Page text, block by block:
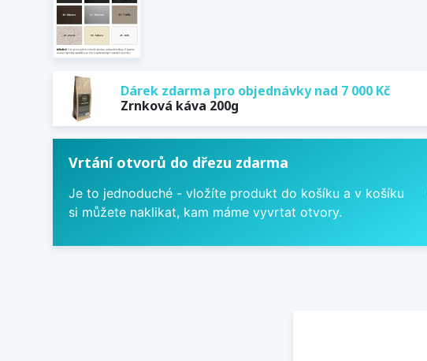
Dárek zdarma pro objednávky nad 7 000 Kč
Zrnková káva 200g
Vrtání otvorů do dřezu zdarma
Je to jednoduché - vložíte produkt do košíku a v košíku
si můžete naklikat, kam máme vyvrtat otvory.